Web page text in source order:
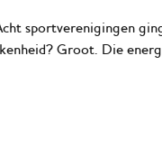
sportverenigingen
Groot. Die